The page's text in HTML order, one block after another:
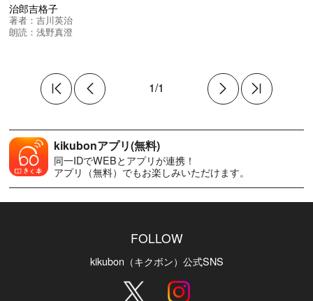
治郎吉格子
著者：吉川英治
朗読：浅野真澄
1/1
kikubonアプリ(無料)
同一IDでWEBとアプリが連携！
アプリ（無料）でもお楽しみいただけます。
FOLLOW
kikubon（キクボン）公式SNS